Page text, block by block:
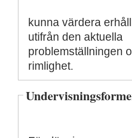
kunna värdera
utifrån den aktuella
problemställningen
rimlighet.